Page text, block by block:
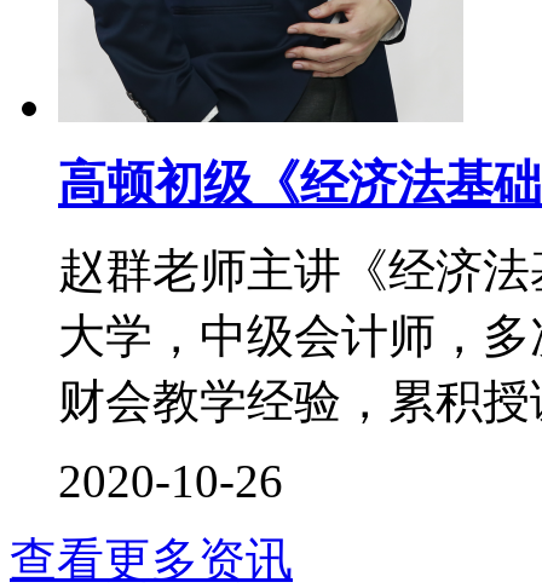
高顿初级《经济法基
赵群老师主讲《经济
大学，中级会计师，
财会教学经验，累积
2020-10-26
查看更多资讯